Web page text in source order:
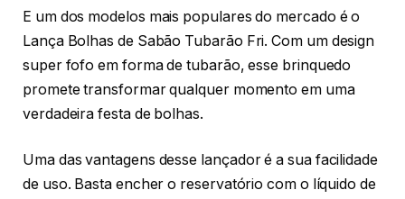
E um dos modelos mais populares do mercado é o
Lança Bolhas de Sabão Tubarão Fri. Com um design
super fofo em forma de tubarão, esse brinquedo
promete transformar qualquer momento em uma
verdadeira festa de bolhas.
Uma das vantagens desse lançador é a sua facilidade
de uso. Basta encher o reservatório com o líquido de